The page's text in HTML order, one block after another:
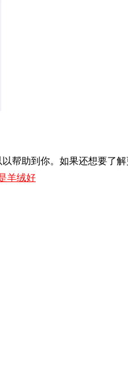
帮助到你。如果还想要了
羊绒好